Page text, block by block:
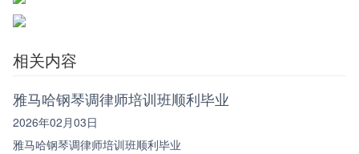
相关内容
雅马哈钢琴调律师培训班顺利毕业
2026年02月03日
雅马哈钢琴调律师培训班顺利毕业